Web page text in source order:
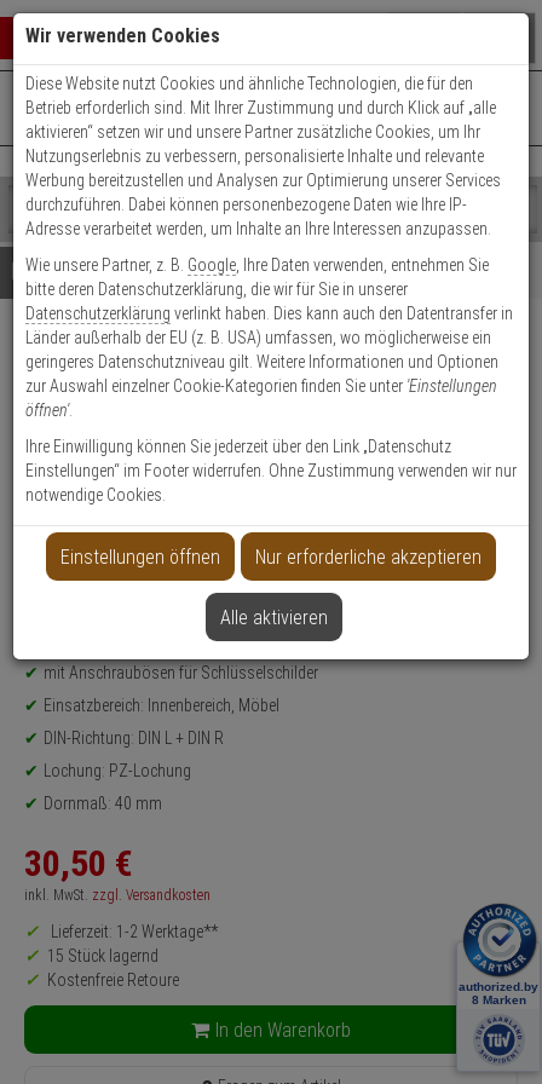
Warenkorb schließen
0 ARTIKEL IM WARENKORB
Ihr Warenkorb ist momentan leer.
Ergebnisse ()
Fertig
Shop
durchsuchen
Bitte
geben
Sie
mindestens
Zeichen
ein,
um
Suche
Es
wurde
noch
Kategorien
Suche
gestartet
+49 (0)821 899 493-0Mo. - Do.: 8:00 - 16:30 | Fr.: 8:00 - 14:00 Uhr
Kontaktservice nutzen
Details Beratung
JuNie PZ
Drehstangenschloss mit Riegel
7403.40002
Produktmerkmale
Datenblatt drucken
Weitere Varianten...
Drehstangenschloss - Modell: System PZ
mit Anschraubösen für Schlüsselschilder
Einsatzbereich: Innenbereich, Möbel
DIN-Richtung: DIN L + DIN R
Lochung: PZ-Lochung
Dornmaß: 40 mm
30,50 €
inkl. MwSt. zzgl. Versandkosten
Lieferzeit: 1-2 Werktage**
15 Stück lagernd
Kostenfreie Retoure
In den Warenkorb
Wir verwenden Cookies
Diese Website nutzt Cookies und ähnliche Technologien, die für den
Betrieb erforderlich sind. Mit Ihrer Zustimmung und durch Klick auf „alle
aktivieren“ setzen wir und unsere Partner zusätzliche Cookies, um Ihr
Nutzungserlebnis zu verbessern, personalisierte Inhalte und relevante
Werbung bereitzustellen und Analysen zur Optimierung unserer Services
durchzuführen. Dabei können personenbezogene Daten wie Ihre IP-
Adresse verarbeitet werden, um Inhalte an Ihre Interessen anzupassen.
Wie unsere Partner, z. B. Google , Ihre Daten verwenden, entnehmen Sie
bitte deren Datenschutzerklärung, die wir für Sie in unserer
Datenschutzerklärung verlinkt haben. Dies kann auch den Datentransfer in
Länder außerhalb der EU (z. B. USA) umfassen, wo möglicherweise ein
geringeres Datenschutzniveau gilt. Weitere Informationen und Optionen
zur Auswahl einzelner Cookie-Kategorien finden Sie unter 'Einstellungen
öffnen'.
Ihre Einwilligung können Sie jederzeit über den Link „Datenschutz
Einstellungen“ im Footer widerrufen. Ohne Zustimmung verwenden wir nur
notwendige Cookies.
Einstellungen öffnen Nur erforderliche akzeptieren
Alle aktivieren